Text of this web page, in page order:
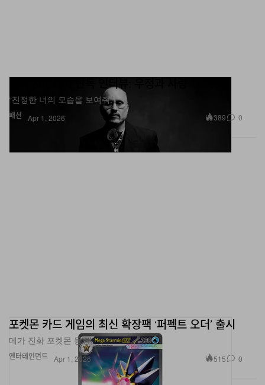
패션
윌리 차바리아 단독 인터뷰: 우정과 사랑
“진정한 너의 모습을 보여줘.”
Apr 1, 2026 389 0
엔터테인먼트
포켓몬 카드 게임의 최신 확장팩 ‘퍼펙트 오더’ 출시
메가 진화 포켓몬 등장.
Apr 1, 2026 515 0